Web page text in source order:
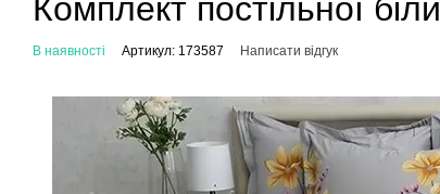
Комплект постільної
В наявності Артикул: 173587 Написати відгук